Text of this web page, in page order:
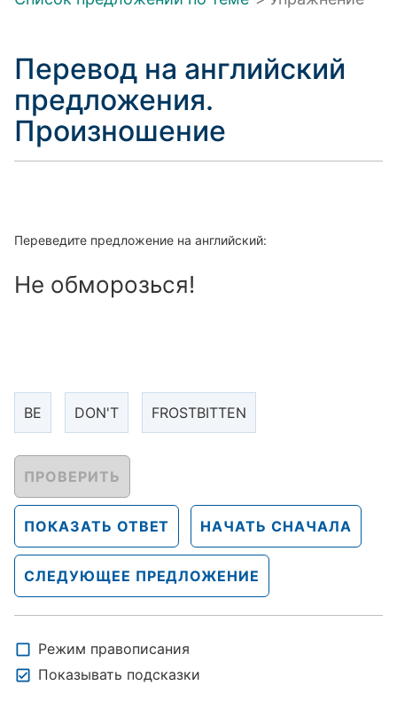
Перевод на английский
предложения.
Произношение
Переведите предложение на английский:
Не обморозься!
BE DON'T FROSTBITTEN
ПРОВЕРИТЬ
ПОКАЗАТЬ ОТВЕТ НАЧАТЬ СНАЧАЛА
СЛЕДУЮЩЕЕ ПРЕДЛОЖЕНИЕ
Режим правописания
Показывать подсказки